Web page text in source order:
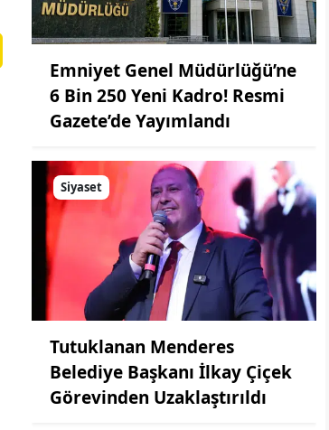
Emniyet Genel Müdürlüğü’ne
6 Bin 250 Yeni Kadro! Resmi
Gazete’de Yayımlandı
Siyaset
Tutuklanan Menderes
Belediye Başkanı İlkay Çiçek
Görevinden Uzaklaştırıldı